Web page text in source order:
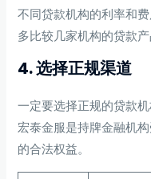
不同贷款机构的利率和
多比较几家机构的贷款
4. 选择正规渠道
一定要选择正规的贷款
宏泰金服是持牌金融机
的合法权益。